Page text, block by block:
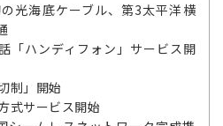
光海底ケーブル、第3太平洋横
「ハンディフォン」サービス開
制」開始
式サービス開始